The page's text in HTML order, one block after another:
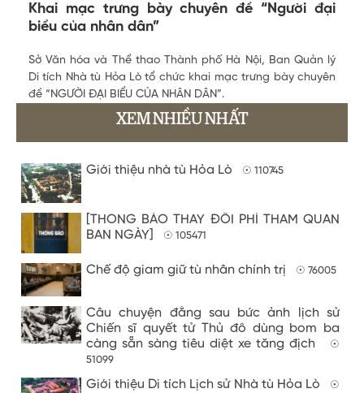
Khai mạc trưng bày chuyên đề “Người đại
biểu của nhân dân”
Sở Văn hóa và Thể thao Thành phố Hà Nội, Ban Quản lý
Di tích Nhà tù Hỏa Lò tổ chức khai mạc trưng bày chuyên
đề “NGƯỜI ĐẠI BIỂU CỦA NHÂN DÂN”.
XEM NHIỀU NHẤT
Giới thiệu nhà tù Hỏa Lò ☉ 110745
[THÔNG BÁO THAY ĐỔI PHÍ THAM QUAN
BAN NGÀY]
☉ 105471
Chế độ giam giữ tù nhân chính trị ☉ 76005
Câu chuyện đằng sau bức ảnh lịch sử
Chiến sĩ quyết tử Thủ đô dùng bom ba
càng sẵn sàng tiêu diệt xe tăng địch
☉
51099
Giới thiệu Di tích Lịch sử Nhà tù Hỏa Lò
☉